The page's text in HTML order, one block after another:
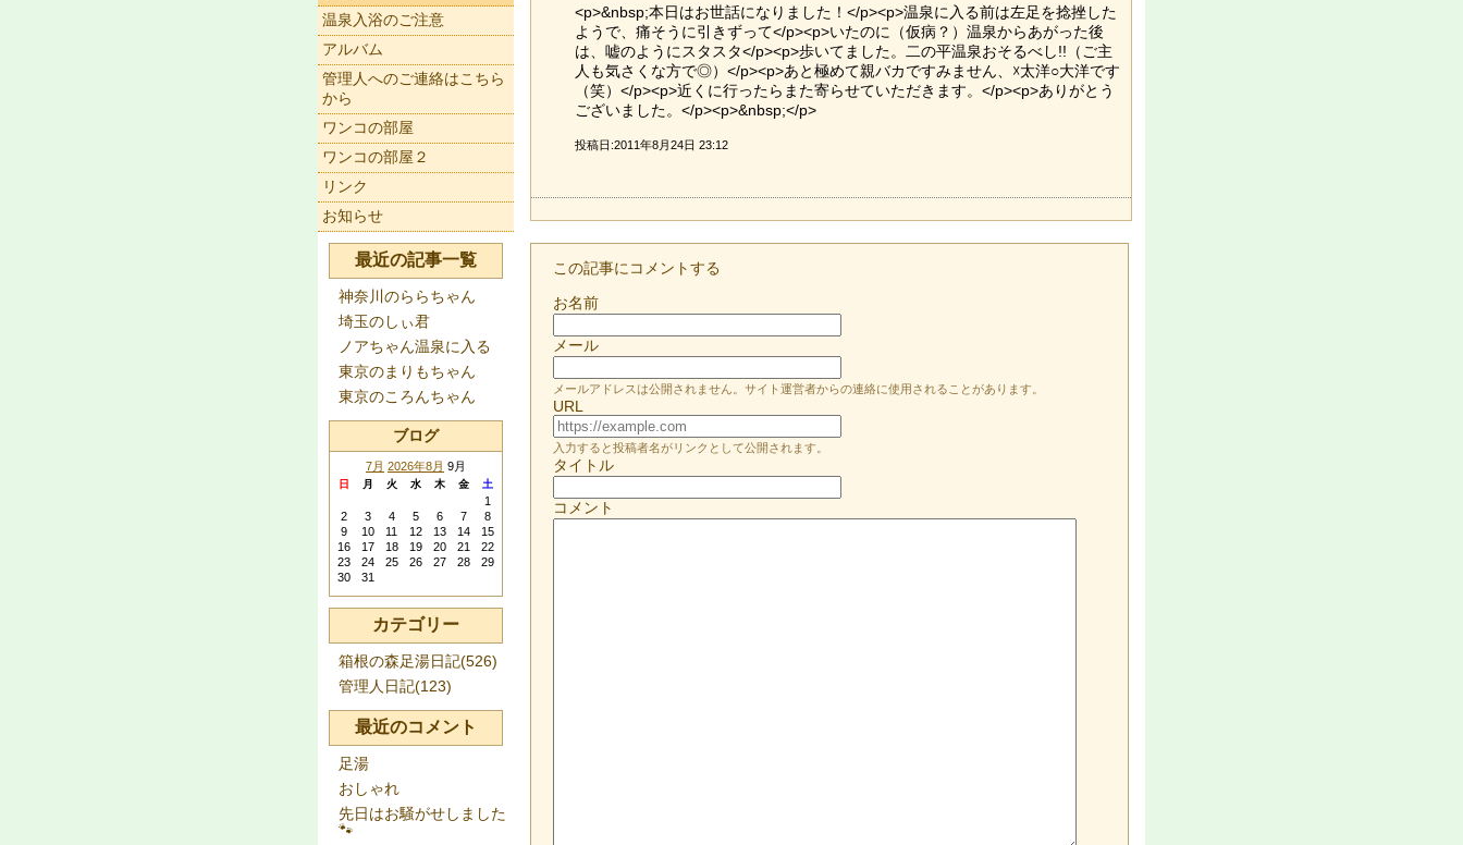
<p>&nbsp;本日はお世話になりました！</p><p>温泉に入る前は左足を捻挫した
ようで、痛そうに引きずって</p><p>いたのに（仮病？）温泉からあがった後
は、嘘のようにスタスタ</p><p>歩いてました。二の平温泉おそるべし!!（ご主
人も気さくな方で◎）</p><p>あと極めて親バカですみません、☓太洋○大洋です
（笑）</p><p>近くに行ったらまた寄らせていただきます。</p><p>ありがとう
ございました。</p><p>&nbsp;</p>
投稿日:2011年8月24日 23:12
この記事にコメントする
お名前
メール
メールアドレスは公開されません。サイト運営者からの連絡に使用されることがあります。
URL
入力すると投稿者名がリンクとして公開されます。
タイトル
コメント
温泉入浴のご注意
アルバム
管理人へのご連絡はこちら
から
ワンコの部屋
ワンコの部屋２
リンク
お知らせ
最近の記事一覧
神奈川のららちゃん
埼玉のしぃ君
ノアちゃん温泉に入る
東京のまりもちゃん
東京のころんちゃん
ブログ
7月 2026年8月 9月
日 月 火 水 木 金 土
1
2
3 4 5 6 7
8
9
10 11 12 13 14
15
16
17 18 19 20 21
22
23
24 25 26 27 28
29
30
31
カテゴリー
箱根の森足湯日記(526)
管理人日記(123)
最近のコメント
足湯
おしゃれ
先日はお騒がせしました
🐾